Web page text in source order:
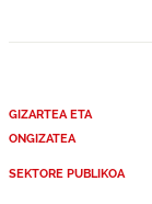
GIZARTEA ETA
ONGIZATEA
SEKTORE PUBLIKOA